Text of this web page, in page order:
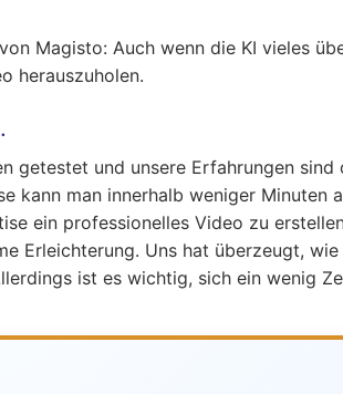
Magisto: Auch wenn die KI vieles
herauszuholen.
getestet und unsere Erfahrungen
kann man innerhalb weniger
ein professionelles Video zu
Erleichterung. Uns hat überzeugt,
ist es wichtig, sich ein wenig